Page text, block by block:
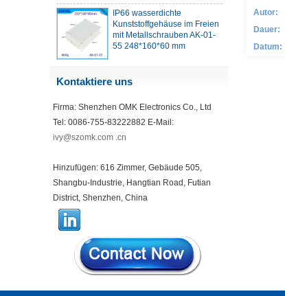
IP66 wasserdichte
Kunststoffgehäuse im Freien
mit Metallschrauben AK-01-
55 248*160*60 mm
Kartengehäuse Wireless
Kommunikationsgerät USB -
Gehäuse 68*20*10 mm
44*44*22 mm Smarthome-
Housing Infrarot Intelligent
Sensor Light Sensing
Housing AK-R-197
62*62*20 mm T/H-Sensor-
5G Mini Router WiFi Housing
AK-NW-96
IP68 PC Material V1
Kunststoff wasserdichtes Box
Outdoor-Anschlussbox UV-
Kontaktiere uns
Firma: Shenzhen OMK Electronics Co., Ltd
Tel: 0086-755-83222882 E-Mail:
ivy@szomk.com .cn
Hinzufügen: 616 Zimmer, Gebäude 505,
Shangbu-Industrie, Hangtian Road, Futian
District, Shenzhen, China
Autor:
Dauer:
Datum: